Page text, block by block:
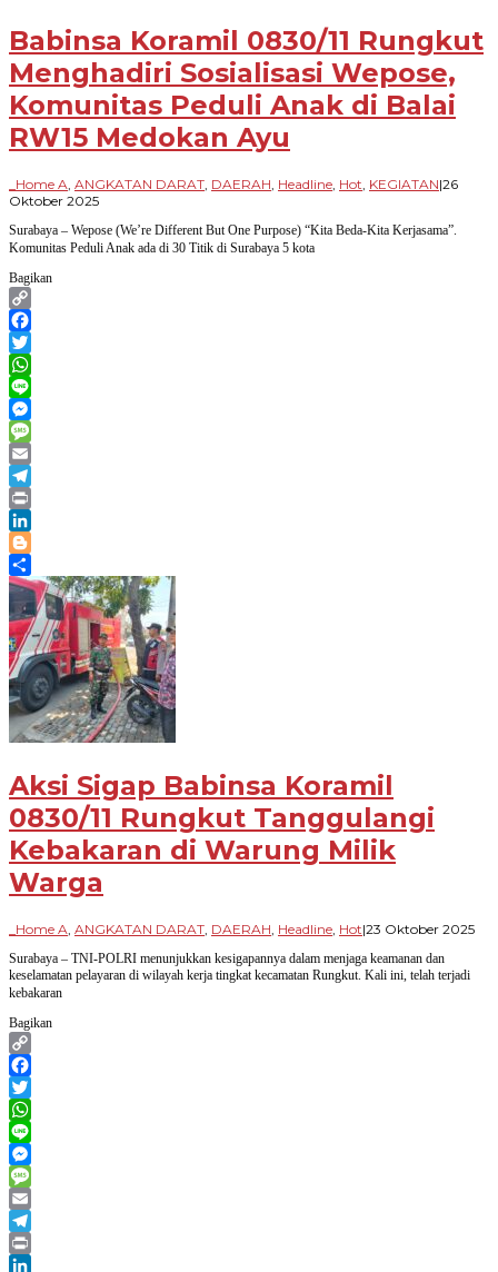
Babinsa Koramil 0830/11 Rungkut
Menghadiri Sosialisasi Wepose,
Komunitas Peduli Anak di Balai
RW15 Medokan Ayu
_Home A, ANGKATAN DARAT, DAERAH, Headline, Hot, KEGIATAN|26
Oktober 2025oleh
Bangsa
Surabaya – Wepose (We’re Different But One Purpose) “Kita Beda-Kita Kerjasama”.
Komunitas Peduli Anak ada di 30 Titik di Surabaya 5 kota
Bagikan
Copy
Link
Facebook
Twitter
WhatsApp
Line
Messenger
Message
Email
Telegram
Print
LinkedIn
Blogger
Share
Aksi Sigap Babinsa Koramil
0830/11 Rungkut Tanggulangi
Kebakaran di Warung Milik
Warga
_Home A ANGKATAN DARAT DAERAH Headline Hot|23 Oktober 2025
Surabaya – TNI-POLRI menunjukkan kesigapannya dalam menjaga keamanan dan
keselamatan pelayaran di wilayah kerja tingkat kecamatan Rungkut. Kali ini, telah terjadi
kebakaran
Bagikan
Copy
Link
Facebook
Twitter
WhatsApp
Line
Messenger
Message
Email
Telegram
Print